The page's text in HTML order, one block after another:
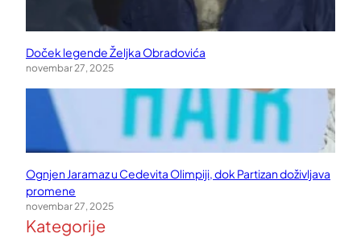
Doček legende Željka Obradovića
novembar 27, 2025
Ognjen Jaramaz u Cedevita Olimpiji, dok Partizan doživljava
promene
novembar 27, 2025
Kategorije